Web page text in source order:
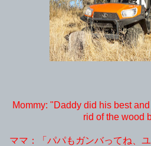
Mommy: "Daddy did his best
rid of the wood
ママ：「パパもガンバってね、